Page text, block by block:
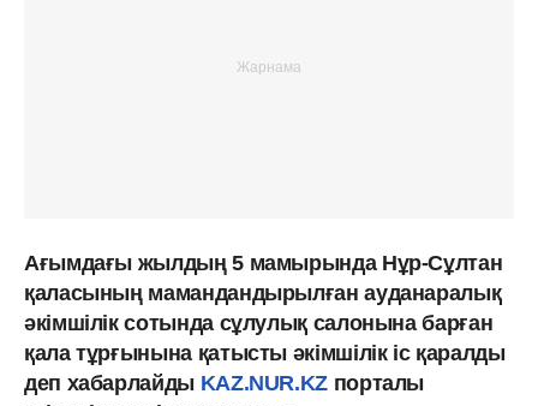
Ағымдағы жылдың 5 мамырында Нұр-Сұлтан
қаласының мамандандырылған ауданаралық
әкімшілік сотында сұлулық салонына барған
қала тұрғынына қатысты әкімшілік іс қаралды
деп хабарлайды KAZ.NUR.KZ порталы